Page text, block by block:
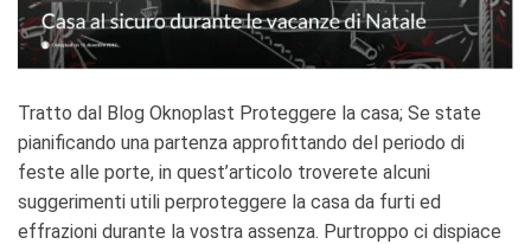
Tratto dal Blog Oknoplast Proteggere la casa; Se state
pianificando una partenza approfittando del periodo di
feste alle porte, in quest’articolo troverete alcuni
suggerimenti utili perproteggere la casa da furti ed
effrazioni durante la vostra assenza. Purtroppo ci dispiace